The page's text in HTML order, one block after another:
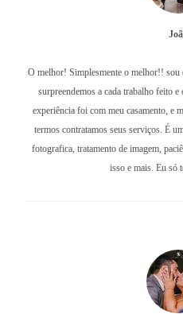
O melhor! Simplesmente o melhor!!
surpreendemos a cada trabalho feito
experiência foi com meu casamento, e
termos contratamos seus serviços. É
fotografica, tratamento de imagem,
isso e mais. Eu só